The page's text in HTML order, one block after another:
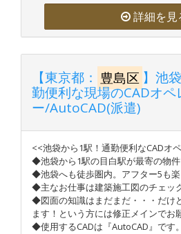
詳細を見
【東京都： 豊島区 】池
勤便利な現場のCADオペ
ー/AutoCAD(派遣)
<<池袋から1駅！通勤便利なCADオ
◆池袋から1駅の目白駅が最寄の物件
◆池袋へも徒歩圏内。アフター5も
◆主なお仕事は建築施工図のチェッ
◆図面の知識はまだまだ・・・だけ
ます！という方には修正メインでお
◆使用するCADは『AutoCAD』です。